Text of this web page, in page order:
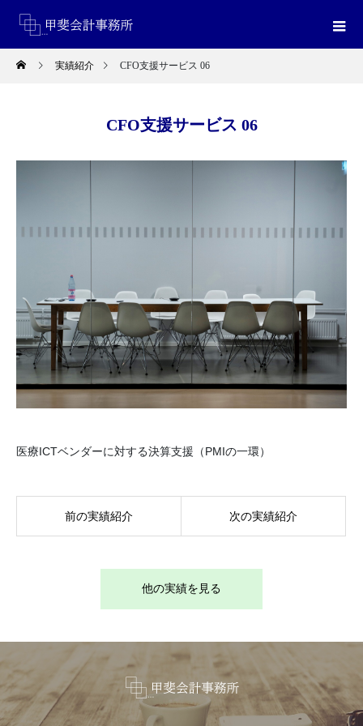
実績紹介 CFO支援サービス 06
CFO支援サービス 06
医療ICTベンダーに対する決算支援（PMIの一環）
前の実績紹介 次の実績紹介
他の実績を見る